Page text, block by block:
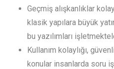
Geçmiş alışkanlıklar
klasik yapılara büyük
bu yazılımları
Kullanım kolaylığı,
konular insanlarda soru